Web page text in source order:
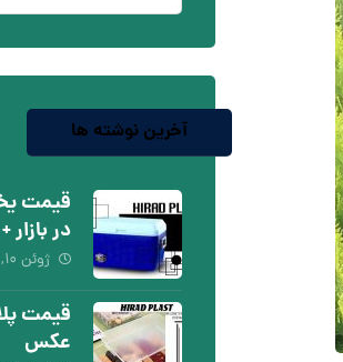
آخرین نوشته ها
در
ژوئن ۱۰, ۲۰۲۶
قیمت
عکس